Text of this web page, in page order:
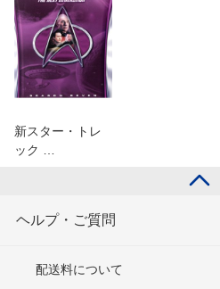
新スター・トレ
ック …
ヘルプ・ご質問
配送料について